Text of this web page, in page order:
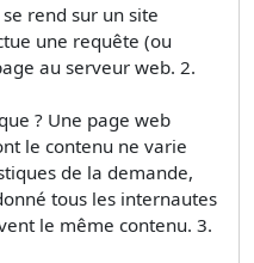
rend sur un site
une requête (ou
au serveur web. 2.
? Une page web
le contenu ne varie
de la demande,
tous les internautes
le même contenu. 3.